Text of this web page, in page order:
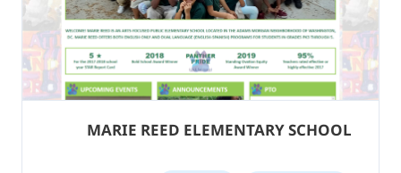
MARIE REED ELEMENTARY SCHOOL